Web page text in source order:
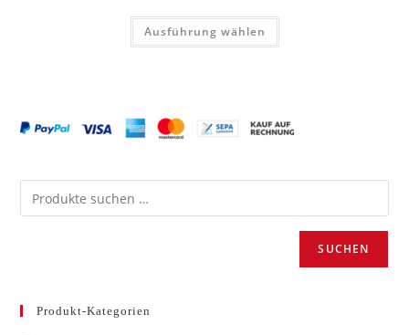
Ausführung wählen
Dieses
weist
können
auf
SUCHEN
Produkt-Kategorien